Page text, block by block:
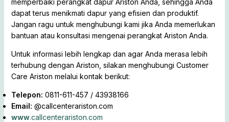
memperbaiki perangkat dapur Ariston Anda, sehingga Anda
dapat terus menikmati dapur yang efisien dan produktif.
Jangan ragu untuk menghubungi kami jika Anda memerlukan
bantuan atau konsultasi mengenai perangkat Ariston Anda.
Untuk informasi lebih lengkap dan agar Anda merasa lebih
terhubung dengan Ariston, silakan menghubungi Customer
Care Ariston melalui kontak berikut:
Telepon: 0811-611-457 / 43938166
Email: @callcenterariston.com
www.callcenterariston.com